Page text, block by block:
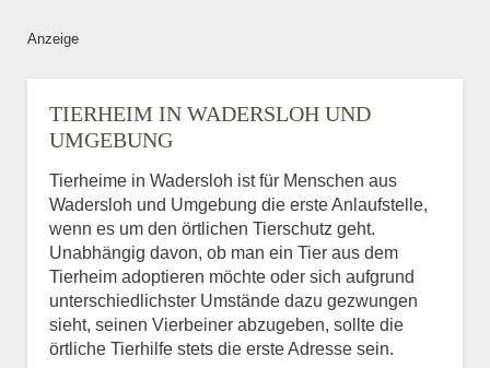
Anzeige
TIERHEIM IN WADERSLOH UND
UMGEBUNG
Tierheime in Wadersloh ist für Menschen aus
Wadersloh und Umgebung die erste Anlaufstelle,
wenn es um den örtlichen Tierschutz geht.
Unabhängig davon, ob man ein Tier aus dem
Tierheim adoptieren möchte oder sich aufgrund
unterschiedlichster Umstände dazu gezwungen
sieht, seinen Vierbeiner abzugeben, sollte die
örtliche Tierhilfe stets die erste Adresse sein.